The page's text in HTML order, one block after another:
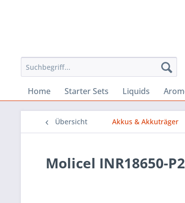
Home Starter Sets Liquids
Übersicht Akkus & Akkuträger
Molicel INR18650-